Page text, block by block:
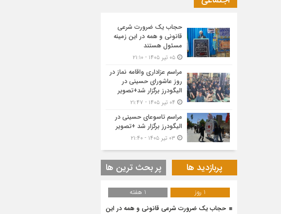
حجاب یک ضرورت شرعی
قانونی و همه در این زمینه
مسئول هستند
مراسم عزاداری واقامه نماز در
روز عاشورای حسینی در
الیگودرز برگزار شد+تصویر
مراسم تاسوعای حسینی در
الیگودرز برگزار شد +تصویر
پربازدید ها پر بحث ترین ها
1 روز
1 هفته
حجاب یک ضرورت شرعی قانونی و همه در این